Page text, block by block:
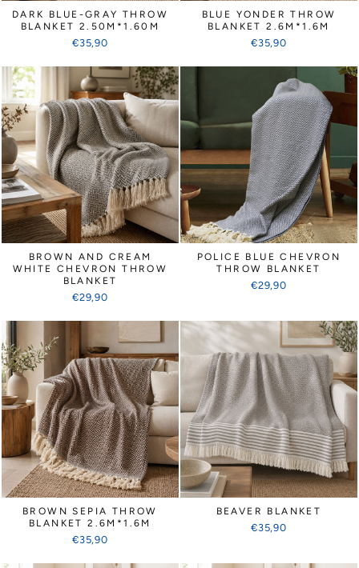
DARK BLUE-GRAY THROW
BLANKET 2.50M*1.60M
€35,90
BLUE YONDER THROW
BLANKET 2.6M*1.6M
€35,90
BROWN AND CREAM
WHITE CHEVRON THROW
BLANKET
€29,90
POLICE BLUE CHEVRON
THROW BLANKET
€29,90
BROWN SEPIA THROW
BLANKET 2.6M*1.6M
€35,90
BEAVER BLANKET
€35,90